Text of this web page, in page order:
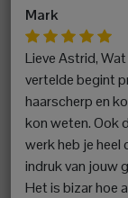
Mark
Lieve Astrid,
vertelde begint
haarscherp en
kon weten. Ook
werk heb je heel
indruk van jouw
Het is bizar hoe